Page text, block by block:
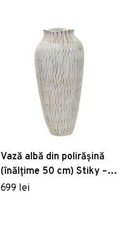
Vază albă din polirășină
(înălțime 50 cm) Stiky –
Mauro Ferretti
699 lei